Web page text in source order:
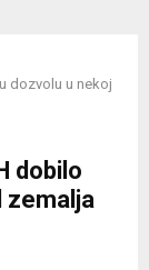
dozvolu u nekoj
dobilo
zemalja